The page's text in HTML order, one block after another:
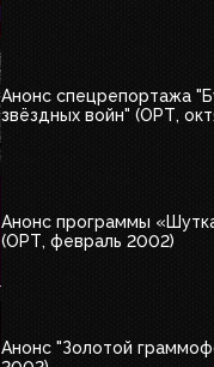
Анонс спецрепортажа
звёздных войн" (ОРТ,
Анонс программы
(ОРТ, февраль 2002)
Анонс "Золотой